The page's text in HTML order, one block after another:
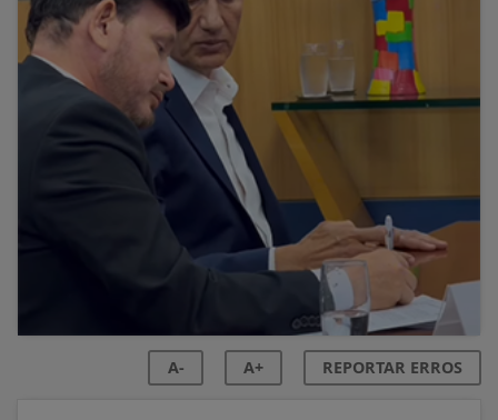
A- A+ REPORTAR ERROS